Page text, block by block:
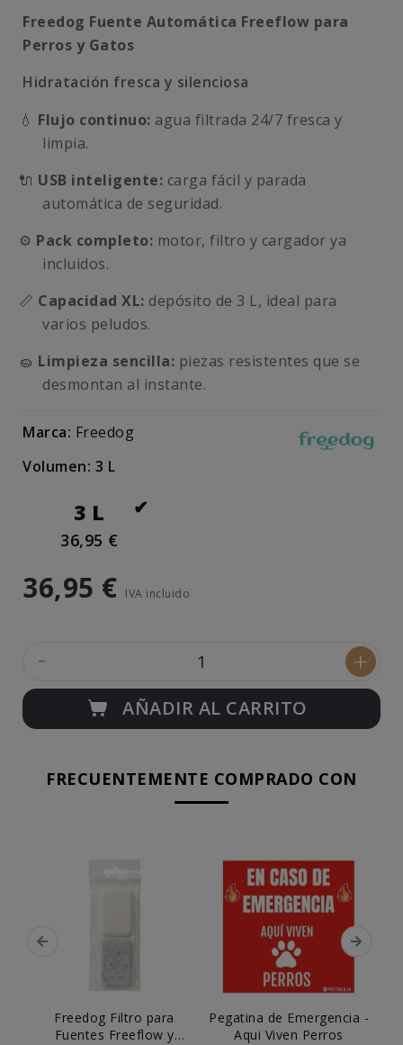
Freedog Fuente Automática Freeflow para
Perros y Gatos
Hidratación fresca y silenciosa
💧 Flujo continuo: agua filtrada 24/7 fresca y
limpia.
🔌 USB inteligente: carga fácil y parada
automática de seguridad.
⚙️ Pack completo: motor, filtro y cargador ya
incluidos.
📏 Capacidad XL: depósito de 3 L, ideal para
varios peludos.
🧽 Limpieza sencilla: piezas resistentes que se
desmontan al instante.
Marca: Freedog
Volumen: 3 L
3 L
36,95 €
36,95 € IVA incluido
- +
AÑADIR AL CARRITO
FRECUENTEMENTE COMPRADO CON
Freedog Filtro para
Fuentes Freeflow y
Pegatina de Emergencia -
Aqui Viven Perros